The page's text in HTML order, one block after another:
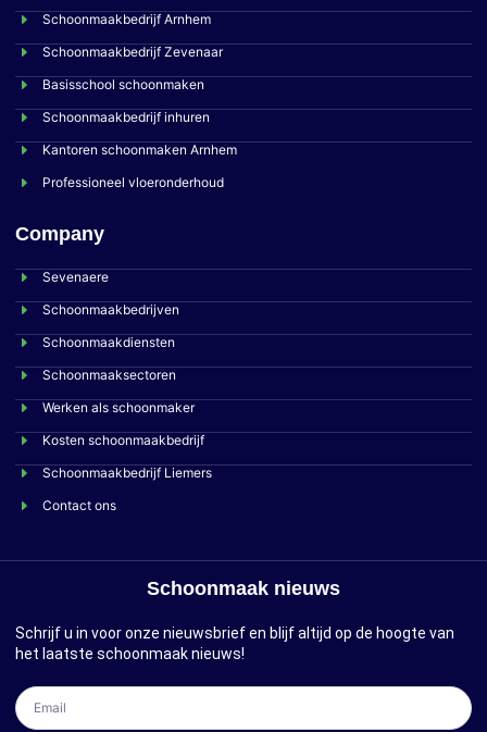
Schoonmaakbedrijf Arnhem
Schoonmaakbedrijf Zevenaar
Basisschool schoonmaken
Schoonmaakbedrijf inhuren
Kantoren schoonmaken Arnhem
Professioneel vloeronderhoud
Company
Sevenaere
Schoonmaakbedrijven
Schoonmaakdiensten
Schoonmaaksectoren
Werken als schoonmaker
Kosten schoonmaakbedrijf
Schoonmaakbedrijf Liemers
Contact ons
Schoonmaak nieuws
Schrijf u in voor onze nieuwsbrief en blijf altijd op de hoogte van
het laatste schoonmaak nieuws!